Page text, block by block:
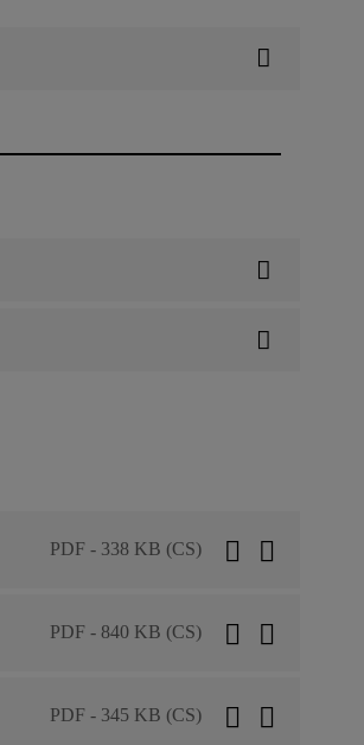
PDF - 338 KB (CS)
PDF - 840 KB (CS)
PDF - 345 KB (CS)